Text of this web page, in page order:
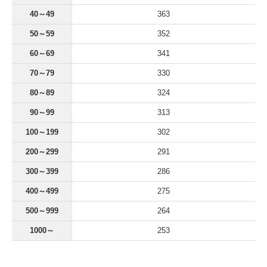
40～49 363
50～59 352
60～69 341
70～79 330
80～89 324
90～99 313
100～199 302
200～299 291
300～399 286
400～499 275
500～999 264
1000～ 253